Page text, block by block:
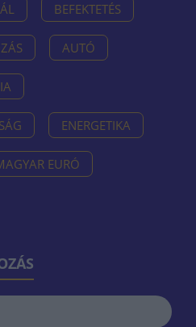
BEFEKTETÉS
AUTÓ
ENERGETIKA
EURÓ